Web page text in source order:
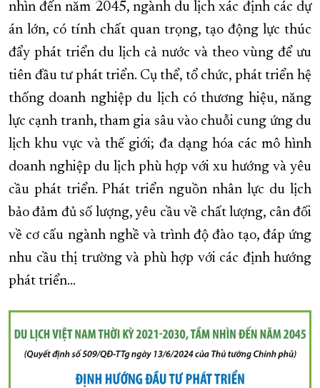
KỶ NIỆM 370 NĂM XÂY DỰNG VÀ PHÁT TRIỂN TỈNH KHÁNH HÒA
KHOẢNH KHẮC ĐẸP XỨ TRẦM
XÂY DỰNG KHÁNH HÒA TRỞ THÀNH THÀNH PHỐ TRỰC THUỘC
ĐẠI HỘI ĐẢNG CÁC CẤP TRANG CHỦ VỀ BÁO KHÁNH HÒA
nhìn đến năm 2045, ngành du lịch xác định các dự
án lớn, có tính chất quan trọng, tạo động lực thúc
đẩy phát triển du lịch cả nước và theo vùng để ưu
tiên đầu tư phát triển. Cụ thể, tổ chức, phát triển hệ
thống doanh nghiệp du lịch có thương hiệu, năng
lực cạnh tranh, tham gia sâu vào chuỗi cung ứng du
lịch khu vực và thế giới; đa dạng hóa các mô hình
doanh nghiệp du lịch phù hợp với xu hướng và yêu
cầu phát triển. Phát triển nguồn nhân lực du lịch
bảo đảm đủ số lượng, yêu cầu về chất lượng, cân đối
về cơ cấu ngành nghề và trình độ đào tạo, đáp ứng
nhu cầu thị trường và phù hợp với các định hướng
phát triển...